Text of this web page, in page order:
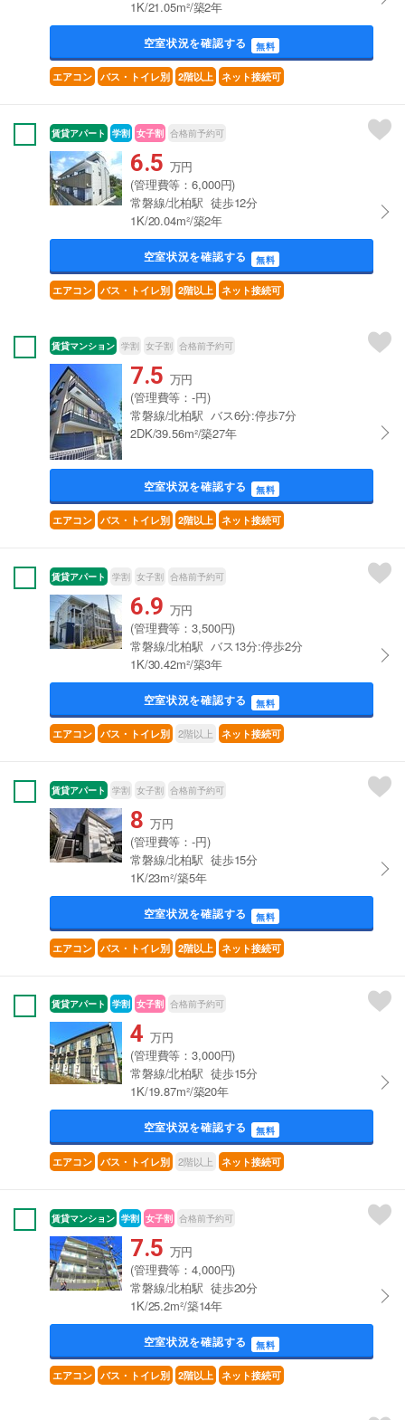
1K/21.05m²/築2年
空室状況を確認する 無料
エアコン バス・トイレ別 2階以上 ネット接続可
賃貸アパート 学割 女子割 合格前予約可
6.5 万円
(管理費等：6,000円)
常磐線/北柏駅 徒歩12分
1K/20.04m²/築2年
空室状況を確認する 無料
エアコン バス・トイレ別 2階以上 ネット接続可
賃貸マンション 学割 女子割 合格前予約可
7.5 万円
(管理費等：-円)
常磐線/北柏駅 バス6分:停歩7分
2DK/39.56m²/築27年
空室状況を確認する 無料
エアコン バス・トイレ別 2階以上 ネット接続可
賃貸アパート 学割 女子割 合格前予約可
6.9 万円
(管理費等：3,500円)
常磐線/北柏駅 バス13分:停歩2分
1K/30.42m²/築3年
空室状況を確認する 無料
エアコン バス・トイレ別 2階以上 ネット接続可
賃貸アパート 学割 女子割 合格前予約可
8 万円
(管理費等：-円)
常磐線/北柏駅 徒歩15分
1K/23m²/築5年
空室状況を確認する 無料
エアコン バス・トイレ別 2階以上 ネット接続可
賃貸アパート 学割 女子割 合格前予約可
4 万円
(管理費等：3,000円)
常磐線/北柏駅 徒歩15分
1K/19.87m²/築20年
空室状況を確認する 無料
エアコン バス・トイレ別 2階以上 ネット接続可
賃貸マンション 学割 女子割 合格前予約可
7.5 万円
(管理費等：4,000円)
常磐線/北柏駅 徒歩20分
1K/25.2m²/築14年
空室状況を確認する 無料
エアコン バス・トイレ別 2階以上 ネット接続可